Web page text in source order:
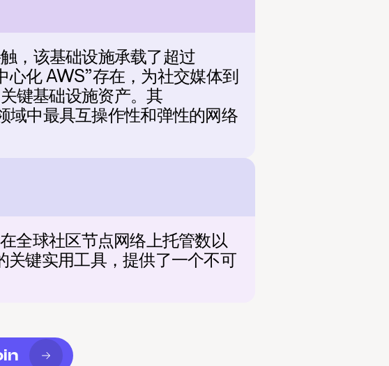
，该基础设施承载了超过
化 AWS”存在，为社交媒体到
键基础设施资产。其
域中最具互操作性和弹性的网络
全球社区节点网络上托管数以
键实用工具，提供了一个不可